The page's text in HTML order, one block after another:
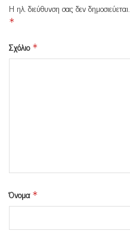
Η ηλ. διεύθυνση σας δεν δημοσιεύεται.
*
Σχόλιο *
Όνομα *